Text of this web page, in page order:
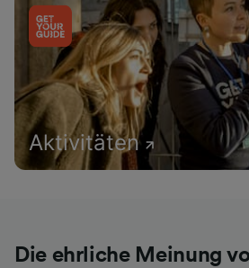
Aktivitäten
Die ehrliche Meinung